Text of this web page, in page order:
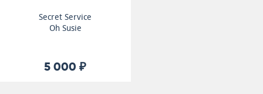
Secret Service
Oh Susie
5 000 ₽